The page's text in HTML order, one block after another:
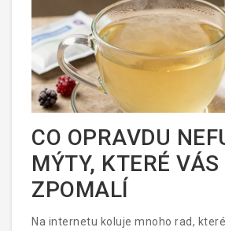
CO OPRAVDU
MÝTY, KTERÉ VÁS
ZPOMALÍ
Na internetu koluje mnoho rad,